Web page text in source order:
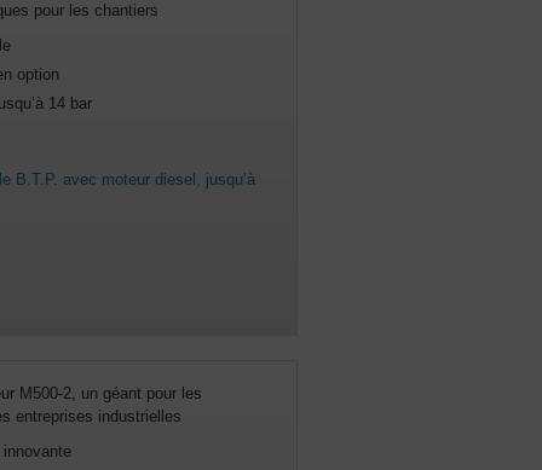
pour les chantiers
option
14 bar
B.T.P. avec moteur diesel, jusqu’à
M500-2, un géant pour les
entreprises industrielles